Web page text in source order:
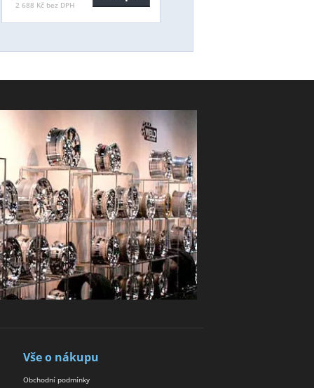
2 688 Kč bez DPH
Vše o nákupu
Obchodní podmínky